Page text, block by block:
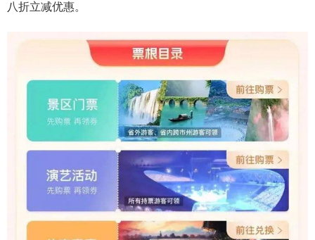
八折立减优惠。